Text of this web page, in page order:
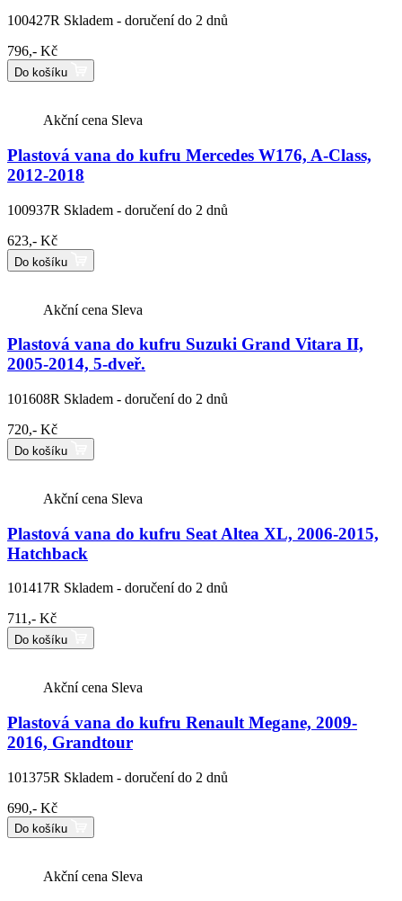
100427R Skladem - doručení do 2 dnů
796,- Kč
Do košíku
Akční cena Sleva
Plastová vana do kufru Mercedes W176, A-Class,
2012-2018
100937R Skladem - doručení do 2 dnů
623,- Kč
Do košíku
Akční cena Sleva
Plastová vana do kufru Suzuki Grand Vitara II,
2005-2014, 5-dveř.
101608R Skladem - doručení do 2 dnů
720,- Kč
Do košíku
Akční cena Sleva
Plastová vana do kufru Seat Altea XL, 2006-2015,
Hatchback
101417R Skladem - doručení do 2 dnů
711,- Kč
Do košíku
Akční cena Sleva
Plastová vana do kufru Renault Megane, 2009-
2016, Grandtour
101375R Skladem - doručení do 2 dnů
690,- Kč
Do košíku
Akční cena Sleva